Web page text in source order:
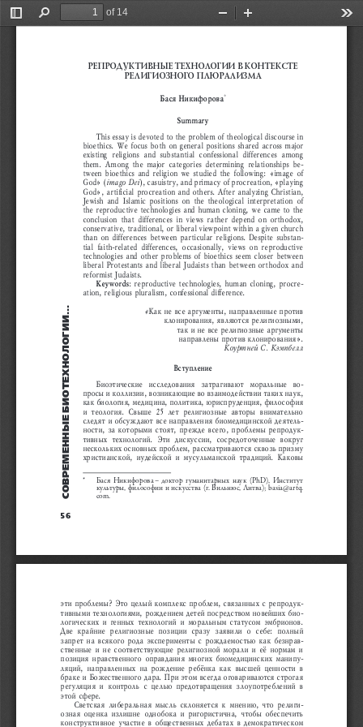
Toggle
Find
of 14
Zoom
56
ñîвÐÅмÅÍÍыÅ бÈîÒÅхÍîлîгÈÈ... * Бася  Никифорова – доктор  гуманитарных  наук  (PhD),  Институт
культуры, философии и искусства (г. Вильнюс, Литва); basia@artq.
com.
репродуктивНые техНологии в коНтексте
религиозНого плюрализма
бася никифорова*
Summary
This essay is devoted to the problem of theological discourse in
bioethics. We focus both on general positions shared across major
existing  religions  and  substantial  confessional  differences  among
them.  Among  the  major  categories  determining  relationships  be-
tween bioethics and religion we studied the following: «image of
God» (imago Dei), casuistry, and primacy of procreation, «playing
God», artificial procreation and others. After analyzing Christian,
Jewish  and  Islamic  positions  on  the  theological  interpretation  of
the reproductive technologies and human cloning, we came to the
conclusion  that  differences  in  views  rather  depend  on  orthodox,
conservative, traditional, or liberal viewpoint within a given church
than on differences between particular religions. Despite substan-
tial  faith-related  differences,  occasionally,  views  on  reproductive
technologies and other problems of bioethics seem closer between
liberal Protestants and liberal Judaists than between orthodox and
reformist Judaists.
Keywords: reproductive technologies, human cloning, procre-
ation, religious pluralism, confessional difference.
«Как не все аргументы, направленные против
клонирования, являются религиозными,
так и не все религиозные аргументы
направлены против клонирования».
Коуртней С. Кэмпбелл
вступление
Биоэтические  исследования  затрагивают  моральные  во-
просы и коллизии, возникающие во взаимодействии таких наук,
как биология, медицина, политика, юриспруденция, философия
и  теология.  Свыше  25  лет  религиозные  авторы  внимательно
следят и обсуждают все направления биомедицинской деятель-
ности, за которыми стоят, прежде всего, проблемы репродук-
тивных  технологий.
эти  дискуссии,  сосредоточенные  вокруг
нескольких основных проблем, рассматриваются сквозь призму
христианской,  иудейской  и  мусульманской  традиций.  Каковы
эти проблемы? это целый комплекс проблем, связанных с репродук-
тивными технологиями, рождением детей посредством новейших био-
логических и генных технологий и моральным статусом эмбрионов.
Две  крайние  религиозные  позиции  сразу  заявили  о  себе:  полный
запрет на всякого рода эксперименты с рождаемостью как безнрав-
ственные и не соответствующие религиозной морали и её нормам и
позиция нравственного оправдания многих биомедицинских манипу-
ляций,  направленных  на  рождение  ребёнка  как  высшей  ценности  в
браке и Божественного дара. При этом всегда оговариваются строгая
регуляция  и  контроль  с  целью  предотвращения  злоупотреблений  в
этой сфере.
Светская  либеральная  мысль  склоняется  к  мнению,  что  религи-
озная  оценка  излишне  однобока  и  ригористична,  чтобы  обеспечить
конструктивное участие в общественных дебатах в демократическом